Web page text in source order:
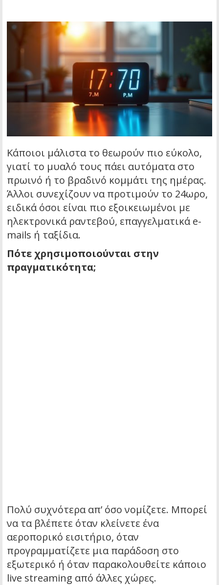
Κάποιοι μάλιστα το θεωρούν πιο εύκολο,
γιατί το μυαλό τους πάει αυτόματα στο
πρωινό ή το βραδινό κομμάτι της ημέρας.
Άλλοι συνεχίζουν να προτιμούν το 24ωρο,
ειδικά όσοι είναι πιο εξοικειωμένοι με
ηλεκτρονικά ραντεβού, επαγγελματικά e-
mails ή ταξίδια.
Πότε χρησιμοποιούνται στην
πραγματικότητα;
Πολύ συχνότερα απ’ όσο νομίζετε. Μπορεί
να τα βλέπετε όταν κλείνετε ένα
αεροπορικό εισιτήριο, όταν
προγραμματίζετε μια παράδοση στο
εξωτερικό ή όταν παρακολουθείτε κάποιο
live streaming από άλλες χώρες.